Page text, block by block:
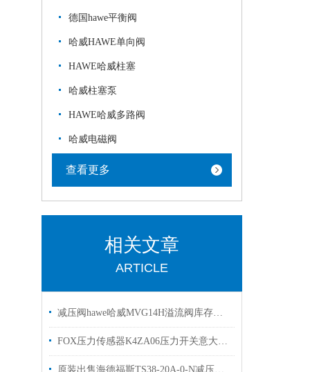
德国hawe平衡阀
哈威HAWE单向阀
HAWE哈威柱塞
哈威柱塞泵
HAWE哈威多路阀
哈威电磁阀
查看更多
相关文章
ARTICLE
减压阀hawe哈威MVG14H溢流阀库存出售
FOX压力传感器K4ZA06压力开关意大利选购
原装出售海德福斯TS38-20A-0-N减压阀HYDRAFORCE